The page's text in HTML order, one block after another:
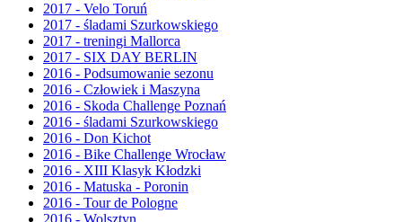
2017 - Velo Toruń
2017 - śladami Szurkowskiego
2017 - treningi Mallorca
2017 - SIX DAY BERLIN
2016 - Podsumowanie sezonu
2016 - Człowiek i Maszyna
2016 - Skoda Challenge Poznań
2016 - śladami Szurkowskiego
2016 - Don Kichot
2016 - Bike Challenge Wrocław
2016 - XIII Klasyk Kłodzki
2016 - Matuska - Poronin
2016 - Tour de Pologne
2016 - Wolsztyn